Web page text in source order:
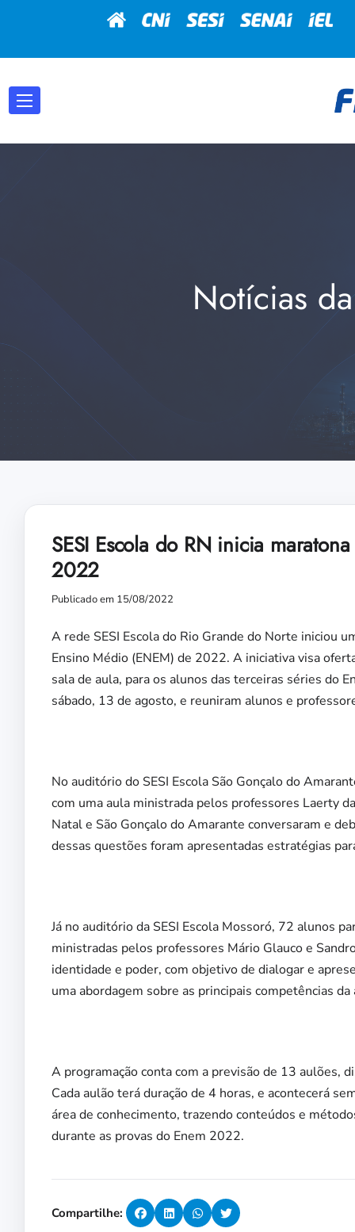
Notícias
SESI Escola do RN inicia
2022
Publicado em 15/08/2022
A rede SESI Escola do Rio Grande do Norte iniciou
Ensino Médio (ENEM) de 2022. A iniciativa visa
sala de aula, para os alunos das terceiras séries do
sábado, 13 de agosto, e reuniram alunos e
No auditório do SESI Escola São Gonçalo do
com uma aula ministrada pelos professores Laerty
Natal e São Gonçalo do Amarante conversaram e
dessas questões foram apresentadas estratégias
Já no auditório da SESI Escola Mossoró, 72 alunos
ministradas pelos professores Mário Glauco e
identidade e poder, com objetivo de dialogar e
uma abordagem sobre as principais competências da
A programação conta com a previsão de 13 aulões,
Cada aulão terá duração de 4 horas, e acontecerá
área de conhecimento, trazendo conteúdos e
durante as provas do Enem 2022.
Compartilhe: